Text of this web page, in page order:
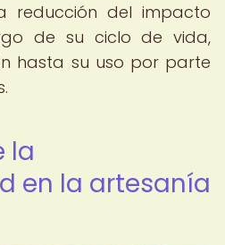
reducción del impacto
de su ciclo de vida,
hasta su uso por parte
la
en la artesanía